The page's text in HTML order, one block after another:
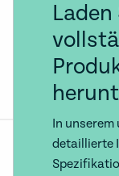
Laden
In
detaillierte